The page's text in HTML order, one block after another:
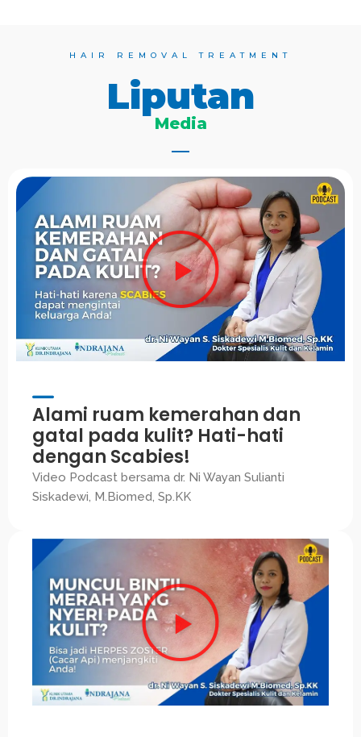
HAIR REMOVAL TREATMENT
Liputan
Media
Alami ruam kemerahan dan
gatal pada kulit? Hati-hati
dengan Scabies!
Video Podcast bersama dr. Ni Wayan Sulianti
Siskadewi, M.Biomed, Sp.KK